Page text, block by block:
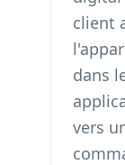
client
dans
vers